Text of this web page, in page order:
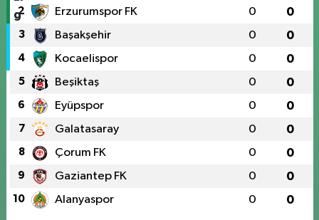
2 Erzurumspor FK 0 0
3 Başakşehir 0 0
4 Kocaelispor 0 0
5 Beşiktaş 0 0
6 Eyüpspor 0 0
7 Galatasaray 0 0
8 Çorum FK 0 0
9 Gaziantep FK 0 0
10 Alanyaspor 0 0